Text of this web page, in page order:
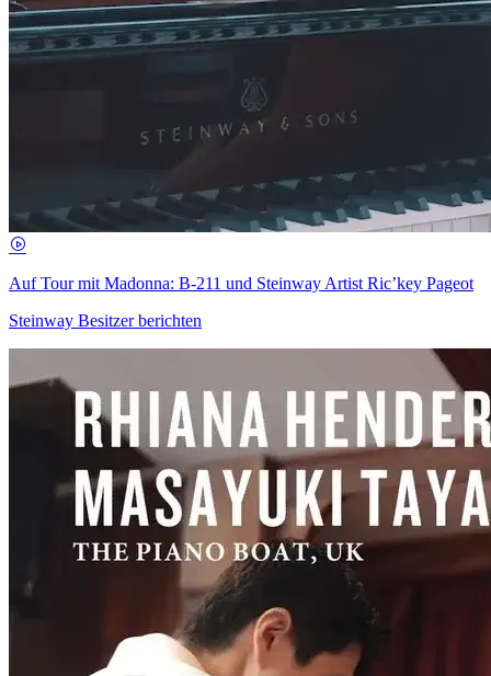
Auf Tour mit Madonna: B-211 und Steinway Artist Ric’key Pageot
Steinway Besitzer berichten